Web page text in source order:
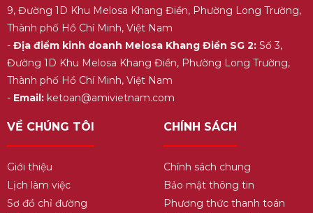
9, Đường 1D Khu Melosa Khang Điền, Phường Long Trường,
Thành phố Hồ Chí Minh, Việt Nam
- Địa điểm kinh doanh Melosa Khang Điền SG 2:Số 3,
Đường 1D Khu Melosa Khang Điền, Phường Long Trường,
Thành phố Hồ Chí Minh, Việt Nam
- Email:ketoan@amivietnam.com
VỀ CHÚNG TÔI
Giới thiệu
Lịch làm việc
Sơ đồ chỉ đường
CHÍNH SÁCH
Chính sách chung
Bảo mật thông tin
Phương thức thanh toán